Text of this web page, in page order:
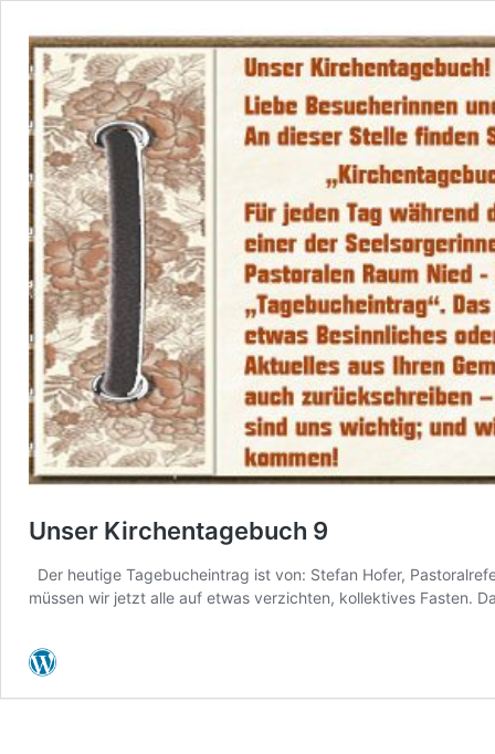
Unser Kirchentagebuch 9
Der heutige Tagebucheintrag ist von: Stefan Hofer,
müssen wir jetzt alle auf etwas verzichten, kollektives Fasten.